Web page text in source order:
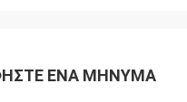
ΈΝΑ ΜΉΝΥΜΑ